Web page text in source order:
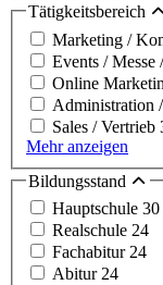
Tätigkeitsbereich
Marketing /
Events / Messe
Online
Administration
Sales / Vertrieb
Mehr anzeigen
Bildungsstand
Hauptschule 30
Realschule 24
Fachabitur24
Abitur24